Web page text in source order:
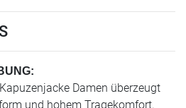
Damen überzeugt
und hohem Tragekomfort.